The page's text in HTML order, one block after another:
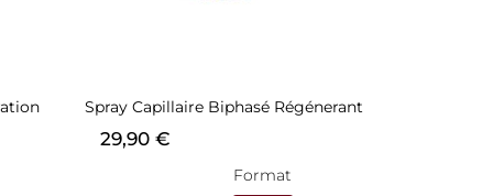
Spray Capillaire Biphasé Régénerant
Prix
29,90 €
Format